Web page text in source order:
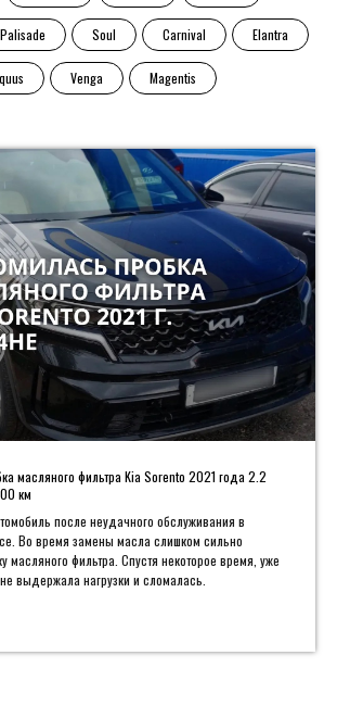
Palisade Soul Carnival Elantra
Venga Magentis
масляного фильтра Kia Sorento 2021 года 2.2
км
после неудачного обслуживания в
Во время замены масла слишком сильно
масляного фильтра. Спустя некоторое время, уже
выдержала нагрузки и сломалась.